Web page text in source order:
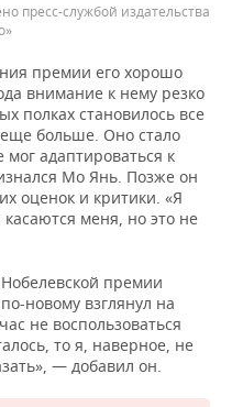
пресс-службой издательства
премии его хорошо
внимание к нему резко
полках становилось все
больше. Оно стало
адаптироваться к
Мо Янь. Позже он
оценок и критики. «Я
меня, но это не
премии
новому взглянул на
не воспользоваться
то я, наверное, не
— добавил он.